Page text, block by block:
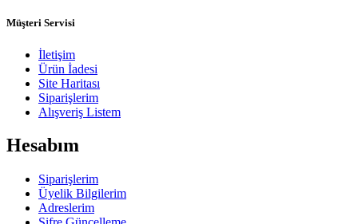
Müşteri Servisi
İletişim
Ürün İadesi
Site Haritası
Siparişlerim
Alışveriş Listem
Hesabım
Siparişlerim
Üyelik Bilgilerim
Adreslerim